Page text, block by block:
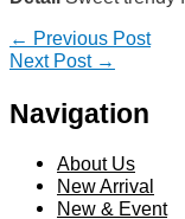
Post
navigation
← Previous Post
Next Post →
Navigation
About Us
New Arrival
New & Event